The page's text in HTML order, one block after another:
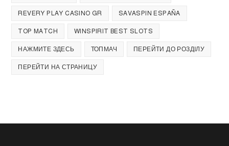
REVERY PLAY CASINO GR SAVASPIN ESPAÑA
TOP MATCH WINSPIRIT BEST SLOTS
НАЖМИТЕ ЗДЕСЬ ТОПМАЧ ПЕРЕЙТИ ДО РОЗДІЛУ
ПЕРЕЙТИ НА СТРАНИЦУ